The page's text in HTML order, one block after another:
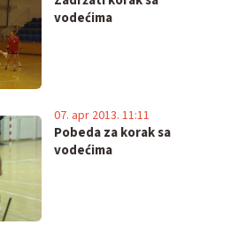
vodećima
Pobeda za korak sa
vodećima
07. apr 2013. 11:11